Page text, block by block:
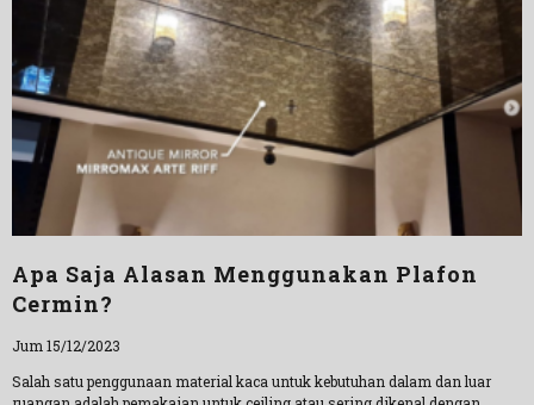
Apa Saja Alasan Menggunakan Plafon
Cermin?
Jum 15/12/2023
Salah satu penggunaan material kaca untuk kebutuhan dalam dan luar